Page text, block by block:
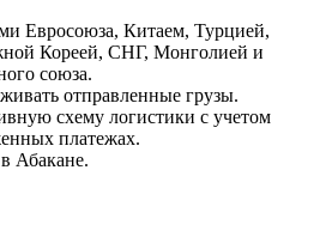
Евросоюза, Китаем, Турцией,
Кореей, СНГ, Монголией и
союза.
отправленные грузы.
схему логистики с учетом
платежах.
Абакане.